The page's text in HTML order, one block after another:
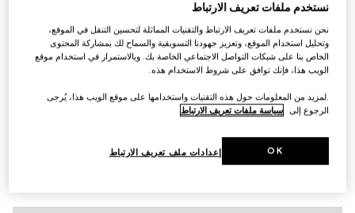
التخصيص بالأحرف الأولى
محفظة GG Marmont ثنائية الطيّة
€ 560
نستخدم ملفات تعريف الارتباط
نحن نستخدم ملفات تعريف الارتباط والتقنيات المماثلة لتحسين التنقل في الموقع،
وتحليل استخدام الموقع، وتعزيز جهودنا التسويقية والسماح لك بمشاركة المحتوى
الخاص بنا على شبكات التواصل الاجتماعي الخاصة بك. وبالاستمرار في استخدام موقع
الويب هذا، فإنك توافق على شروط الاستخدام هذه.
.لمزيد من المعلومات حول هذه التقنيات واستخدامها على موقع الويب هذا، يُرجى
الرجوع إلى سياسة ملفات تعريف الارتباط
إعدادات ملف تعريف الارتباط OK